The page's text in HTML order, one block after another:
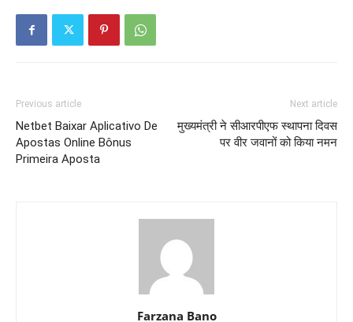
Previous article
Netbet Baixar Aplicativo De
Apostas Online Bônus
Primeira Aposta
Next article
मुख्यमंत्री ने सीआरपीएफ स्थापना दिवस
पर वीर जवानों को किया नमन
Farzana Bano